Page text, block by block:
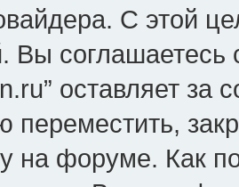
С этой
Вы соглашаетесь
оставляет
переместить,
на форуме. Как